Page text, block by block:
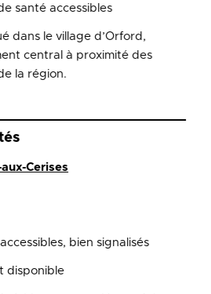
santé accessibles
dans le village d’Orford,
central à proximité des
la région.
Cerises
bien signalisés
disponible